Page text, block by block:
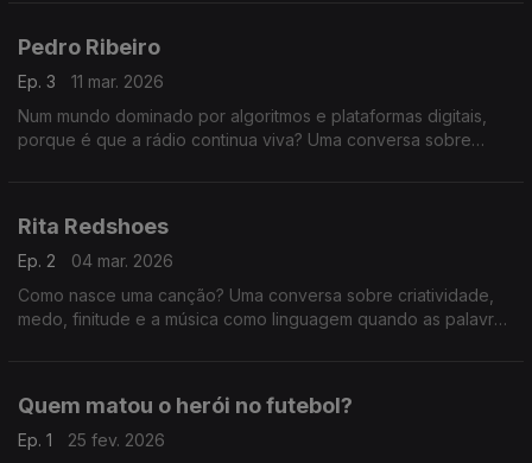
Pedro Ribeiro
Ep. 3
11 mar. 2026
Num mundo dominado por algoritmos e plataformas digitais,
porque é que a rádio continua viva? Uma conversa sobre
Rita Redshoes
Ep. 2
04 mar. 2026
Como nasce uma canção? Uma conversa sobre criatividade,
medo, finitude e a música como linguagem quando as palavras
Quem matou o herói no futebol?
Ep. 1
25 fev. 2026